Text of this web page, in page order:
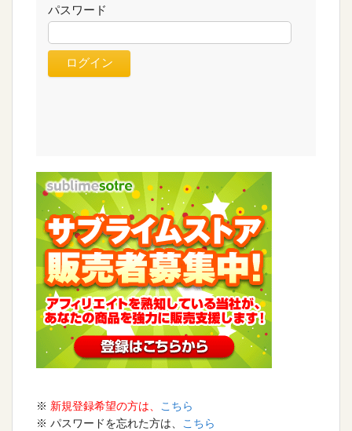
パスワード
※ 新規登録希望の方は、
こちら
※ パスワードを忘れた方は、
こちら